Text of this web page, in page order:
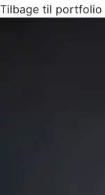
Tilbage til portfolio